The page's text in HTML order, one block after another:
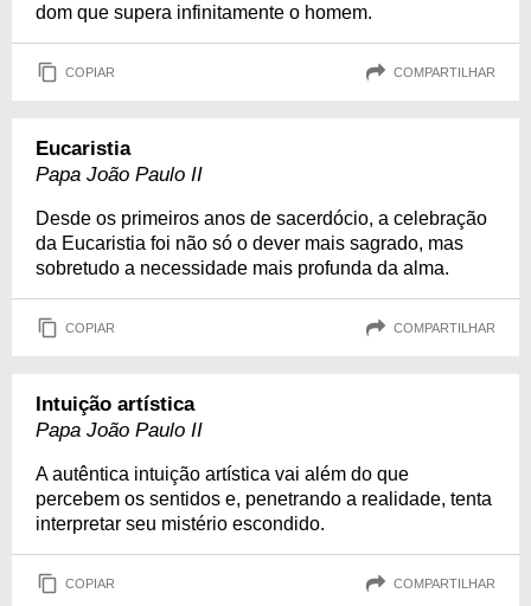
dom que supera infinitamente o homem.
COPIAR COMPARTILHAR
Eucaristia
Papa João Paulo II
Desde os primeiros anos de sacerdócio, a celebração
da Eucaristia foi não só o dever mais sagrado, mas
sobretudo a necessidade mais profunda da alma.
COPIAR COMPARTILHAR
Intuição artística
Papa João Paulo II
A autêntica intuição artística vai além do que
percebem os sentidos e, penetrando a realidade, tenta
interpretar seu mistério escondido.
COPIAR COMPARTILHAR